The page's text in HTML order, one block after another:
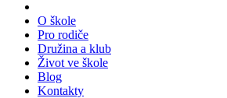
O škole
Pro rodiče
Družina a klub
Život ve škole
Blog
Kontakty